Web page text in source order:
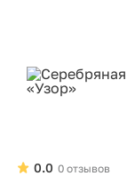
0 отзывов
0.0